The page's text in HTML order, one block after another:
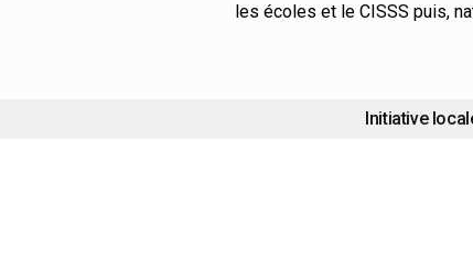
les écoles et le CISSS puis,
Initiative